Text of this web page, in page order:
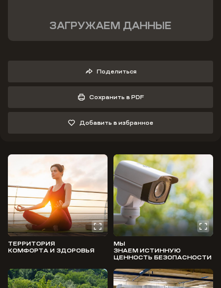
ЗАГРУЖАЕМ ДАННЫЕ
Поделиться
Сохранить в PDF
Добавить в избранное
ТЕРРИТОРИЯ
КОМФОРТА И ЗДОРОВЬЯ
МЫ
ЗНАЕМ ИСТИННУЮ
ЦЕННОСТЬ БЕЗОПАСНОСТИ